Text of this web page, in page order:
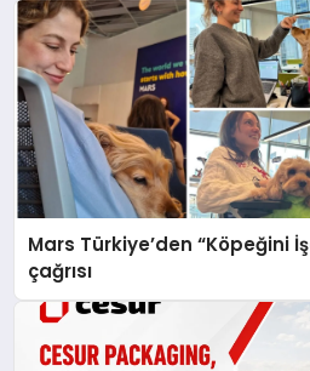
Mars Türkiye’den “Köpeğini
çağrısı